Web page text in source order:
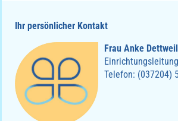
Ihr persönlicher Kontakt
Frau Anke
Einrichtungsleitung
Telefon: (037204)